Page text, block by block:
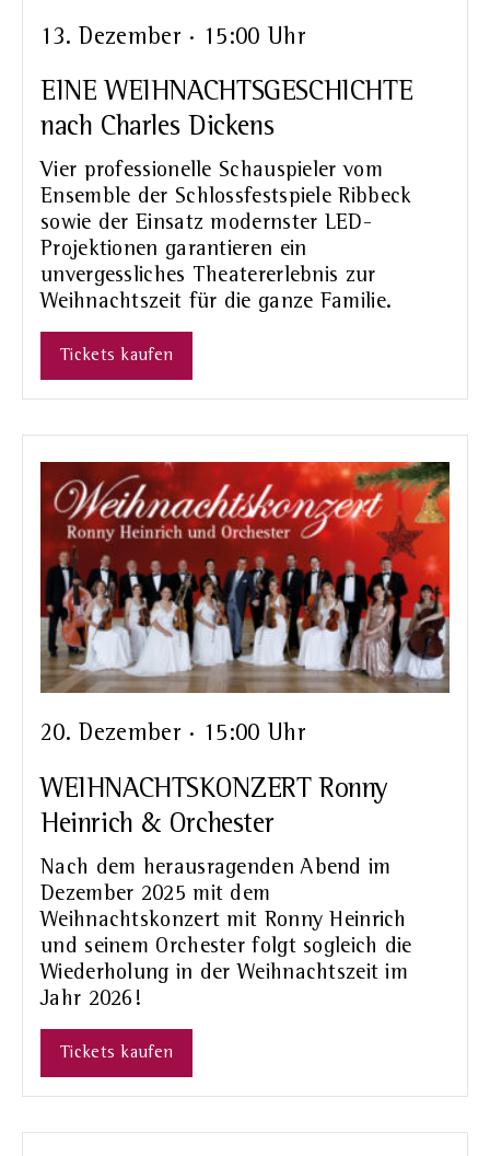
EINE WEIHNACHTSGESCHICHTE
nach Charles Dickens
13. Dezember · 15:00 Uhr
Vier professionelle Schauspieler vom
Ensemble der Schlossfestspiele Ribbeck
sowie der Einsatz modernster LED-
Projektionen garantieren ein
unvergessliches Theatererlebnis zur
Weihnachtszeit für die ganze Familie.
Tickets kaufen
WEIHNACHTSKONZERT Ronny
Heinrich & Orchester
20. Dezember · 15:00 Uhr
Nach dem herausragenden Abend im
Dezember 2025 mit dem
Weihnachtskonzert mit Ronny Heinrich
und seinem Orchester folgt sogleich die
Wiederholung in der Weihnachtszeit im
Jahr 2026!
Tickets kaufen